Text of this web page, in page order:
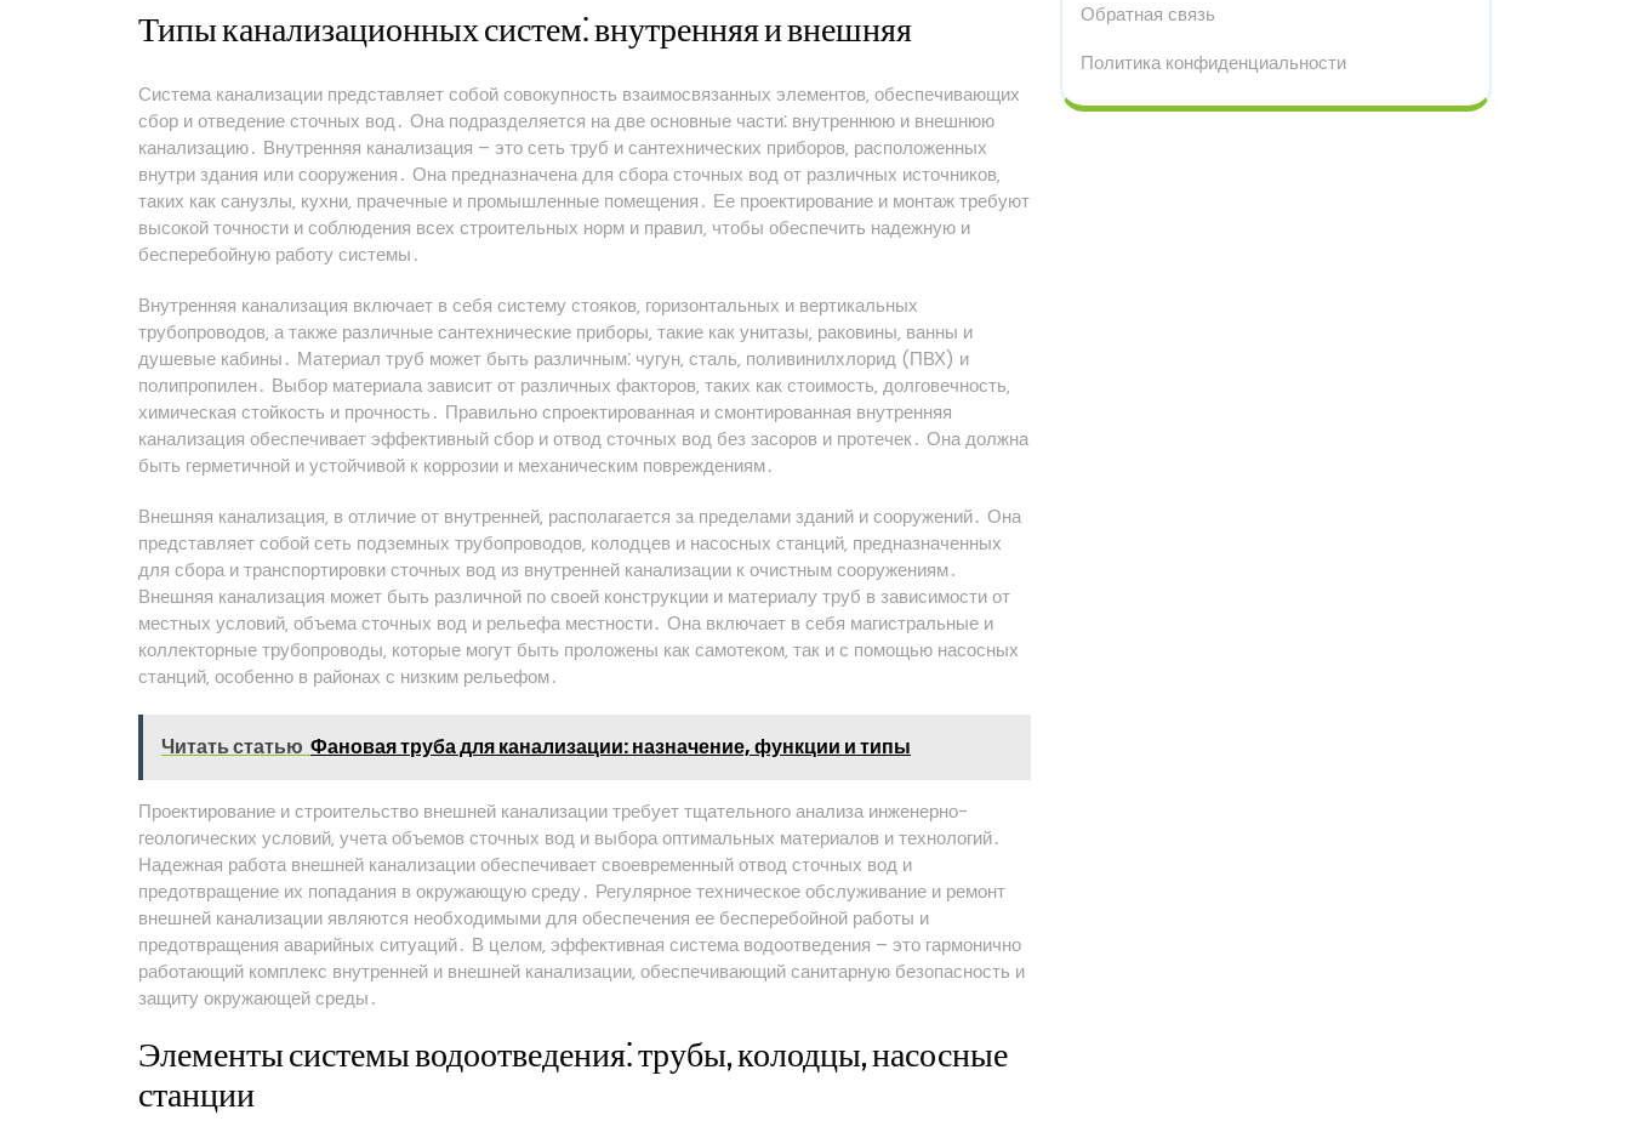
Типы канализационных систем⁚ внутренняя и внешняя
Система канализации представляет собой совокупность взаимосвязанных элементов‚ обеспечивающих
сбор и отведение сточных вод․ Она подразделяется на две основные части⁚ внутреннюю и внешнюю
канализацию․ Внутренняя канализация – это сеть труб и сантехнических приборов‚ расположенных
внутри здания или сооружения․ Она предназначена для сбора сточных вод от различных источников‚
таких как санузлы‚ кухни‚ прачечные и промышленные помещения․ Ее проектирование и монтаж требуют
высокой точности и соблюдения всех строительных норм и правил‚ чтобы обеспечить надежную и
бесперебойную работу системы․
Внутренняя канализация включает в себя систему стояков‚ горизонтальных и вертикальных
трубопроводов‚ а также различные сантехнические приборы‚ такие как унитазы‚ раковины‚ ванны и
душевые кабины․ Материал труб может быть различным⁚ чугун‚ сталь‚ поливинилхлорид (ПВХ) и
полипропилен․ Выбор материала зависит от различных факторов‚ таких как стоимость‚ долговечность‚
химическая стойкость и прочность․ Правильно спроектированная и смонтированная внутренняя
канализация обеспечивает эффективный сбор и отвод сточных вод без засоров и протечек․ Она должна
быть герметичной и устойчивой к коррозии и механическим повреждениям․
Внешняя канализация‚ в отличие от внутренней‚ располагается за пределами зданий и сооружений․ Она
представляет собой сеть подземных трубопроводов‚ колодцев и насосных станций‚ предназначенных
для сбора и транспортировки сточных вод из внутренней канализации к очистным сооружениям․
Внешняя канализация может быть различной по своей конструкции и материалу труб в зависимости от
местных условий‚ объема сточных вод и рельефа местности․ Она включает в себя магистральные и
коллекторные трубопроводы‚ которые могут быть проложены как самотеком‚ так и с помощью насосных
станций‚ особенно в районах с низким рельефом․
Читать статью Фановая труба для канализации: назначение, функции и типы
Проектирование и строительство внешней канализации требует тщательного анализа инженерно-
геологических условий‚ учета объемов сточных вод и выбора оптимальных материалов и технологий․
Надежная работа внешней канализации обеспечивает своевременный отвод сточных вод и
предотвращение их попадания в окружающую среду․ Регулярное техническое обслуживание и ремонт
внешней канализации являются необходимыми для обеспечения ее бесперебойной работы и
предотвращения аварийных ситуаций․ В целом‚ эффективная система водоотведения – это гармонично
работающий комплекс внутренней и внешней канализации‚ обеспечивающий санитарную безопасность и
защиту окружающей среды․
Элементы системы водоотведения⁚ трубы‚ колодцы‚ насосные
станции
Обратная связь
Политика конфиденциальности